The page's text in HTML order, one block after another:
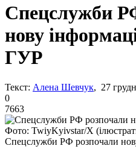
Спецслужби
нову
ГУР
Текст: Алена Шевчук, 27
0
7663
Фото: TwiyKyivstar/Х
Спецслужби РФ розпочали